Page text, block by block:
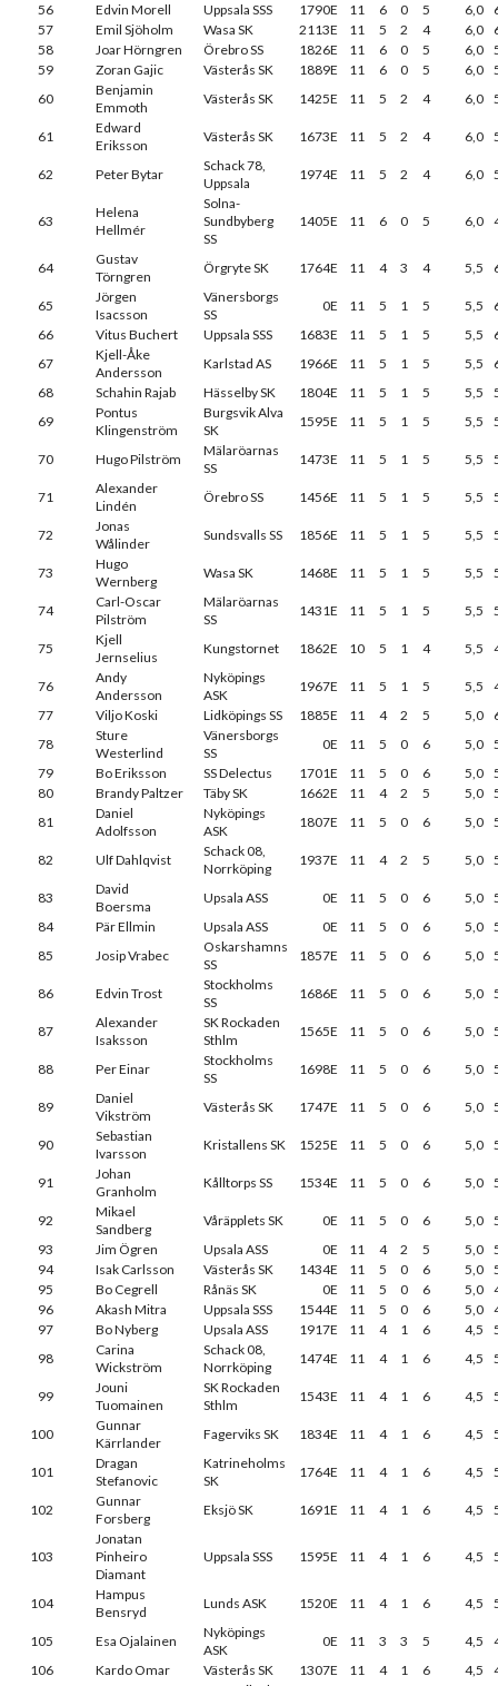
56
Edvin Morell Uppsala SSS 1790E 11 6 0 5 6,0
57
Emil Sjöholm Wasa SK 2113E 11 5 2 4 6,0
58
Joar Hörngren Örebro SS 1826E 11 6 0 5 6,0
59
Zoran Gajic Västerås SK 1889E 11 6 0 5 6,0
60
Benjamin
Emmoth
Västerås SK 1425E 11 5 2 4 6,0
61
Edward
Eriksson
Västerås SK 1673E 11 5 2 4 6,0
62 Peter Bytar
Schack 78,
Uppsala
1974E 11 5 2 4 6,0
63
Helena
Hellmér
Solna-
Sundbyberg
SS
1405E 11 6 0 5 6,0
64
Gustav
Törngren
Örgryte SK 1764E 11 4 3 4 5,5
65
Jörgen
Isacsson
Vänersborgs
SS
0E 11 5 1 5 5,5
66
Vitus Buchert Uppsala SSS 1683E 11 5 1 5 5,5
67
Kjell-Åke
Andersson
Karlstad AS 1966E 11 5 1 5 5,5
68
Schahin Rajab Hässelby SK 1804E 11 5 1 5 5,5
69
Pontus
Klingenström
Burgsvik Alva
SK
1595E 11 5 1 5 5,5
70 Hugo Pilström
Mälaröarnas
SS
1473E 11 5 1 5 5,5
71
Alexander
Lindén
Örebro SS 1456E 11 5 1 5 5,5
72
Jonas
Wålinder
Sundsvalls SS 1856E 11 5 1 5 5,5
73
Hugo
Wernberg
Wasa SK 1468E 11 5 1 5 5,5
74
Carl-Oscar
Pilström
Mälaröarnas
SS
1431E 11 5 1 5 5,5
75
Kjell
Jernselius
Kungstornet 1862E 10 5 1 4 5,5
76
Andy
Andersson
Nyköpings
ASK
1967E 11 5 1 5 5,5
77
Viljo Koski Lidköpings SS 1885E 11 4 2 5 5,0
78
Sture
Westerlind
Vänersborgs
SS
0E 11 5 0 6 5,0
79
Bo Eriksson SS Delectus 1701E 11 5 0 6 5,0
80
Brandy Paltzer Täby SK 1662E 11 4 2 5 5,0
81
Daniel
Adolfsson
Nyköpings
ASK
1807E 11 5 0 6 5,0
82 Ulf Dahlqvist
Schack 08,
Norrköping
1937E 11 4 2 5 5,0
83
David
Boersma
Upsala ASS 0E 11 5 0 6 5,0
84
Pär Ellmin Upsala ASS 0E 11 5 0 6 5,0
85
Josip Vrabec
Oskarshamns
SS
1857E 11 5 0 6 5,0
86 Edvin Trost
Stockholms
SS
1686E 11 5 0 6 5,0
87
Alexander
Isaksson
SK Rockaden
Sthlm
1565E 11 5 0 6 5,0
88 Per Einar
Stockholms
SS
1698E 11 5 0 6 5,0
89
Daniel
Vikström
Västerås SK 1747E 11 5 0 6 5,0
90
Sebastian
Ivarsson
Kristallens SK 1525E 11 5 0 6 5,0
91
Johan
Granholm
Kålltorps SS 1534E 11 5 0 6 5,0
92
Mikael
Sandberg
Våräpplets SK 0E 11 5 0 6 5,0
93
Jim Ögren Upsala ASS 0E 11 4 2 5 5,0
94
Isak Carlsson Västerås SK 1434E 11 5 0 6 5,0
95
Bo Cegrell Rånäs SK 0E 11 5 0 6 5,0
96
Akash Mitra Uppsala SSS 1544E 11 5 0 6 5,0
97
Bo Nyberg Upsala ASS 1917E 11 4 1 6 4,5
98
Carina
Wickström
Schack 08,
Norrköping
1474E 11 4 1 6 4,5
99
Jouni
Tuomainen
SK Rockaden
Sthlm
1543E 11 4 1 6 4,5
100
Gunnar
Kärrlander
Fagerviks SK 1834E 11 4 1 6 4,5
101
Dragan
Stefanovic
Katrineholms
SK
1764E 11 4 1 6 4,5
102
Gunnar
Forsberg
Eksjö SK 1691E 11 4 1 6 4,5
103
Jonatan
Pinheiro
Diamant
Uppsala SSS 1595E 11 4 1 6 4,5
104
Hampus
Bensryd
Lunds ASK 1520E 11 4 1 6 4,5
105 Esa Ojalainen
Nyköpings
ASK
0E 11 3 3 5 4,5
106
Kardo Omar Västerås SK 1307E 11 4 1 6 4,5